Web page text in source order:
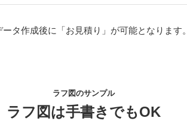
タ作成後に「お見積り」が可能となります。
ラフ図のサンプル
ラフ図は手書きでもOK